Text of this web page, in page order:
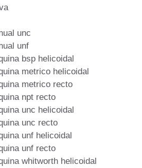
unc
unf
bsp helicoidal
metrico helicoidal
metrico recto
npt recto
unc helicoidal
unc recto
unf helicoidal
unf recto
whitworth helicoidal